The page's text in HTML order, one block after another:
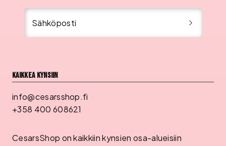
Sähköposti
Kaikkea kynsiin
info@cesarsshop.fi
+358 400 608621
CesarsShop on kaikkiin kynsien osa-alueisiin